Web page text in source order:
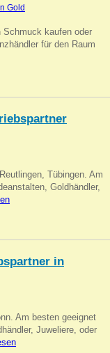
Gold
Schmuck kaufen oder
für den Raum
Tübingen. Am
Goldhändler,
in
Am besten geeignet
Juweliere, oder